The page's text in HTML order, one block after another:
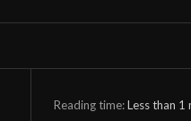
Reading time:Less than 1